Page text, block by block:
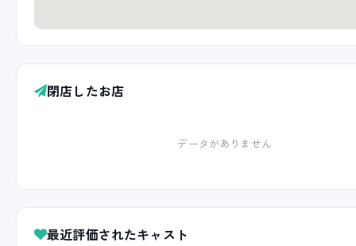
閉店したお店
データがありません
最近評価されたキャスト